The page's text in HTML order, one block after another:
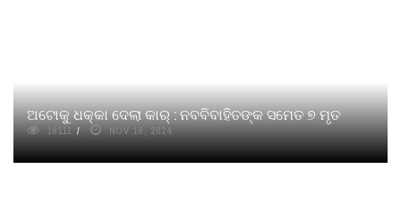
ଅଟୋକୁ ଧକ୍କା ଦେଲା କାର୍ : ନବବିବାହିତଙ୍କ ସମେତ ୭ ମୃତ
16111 NOV 16, 2024